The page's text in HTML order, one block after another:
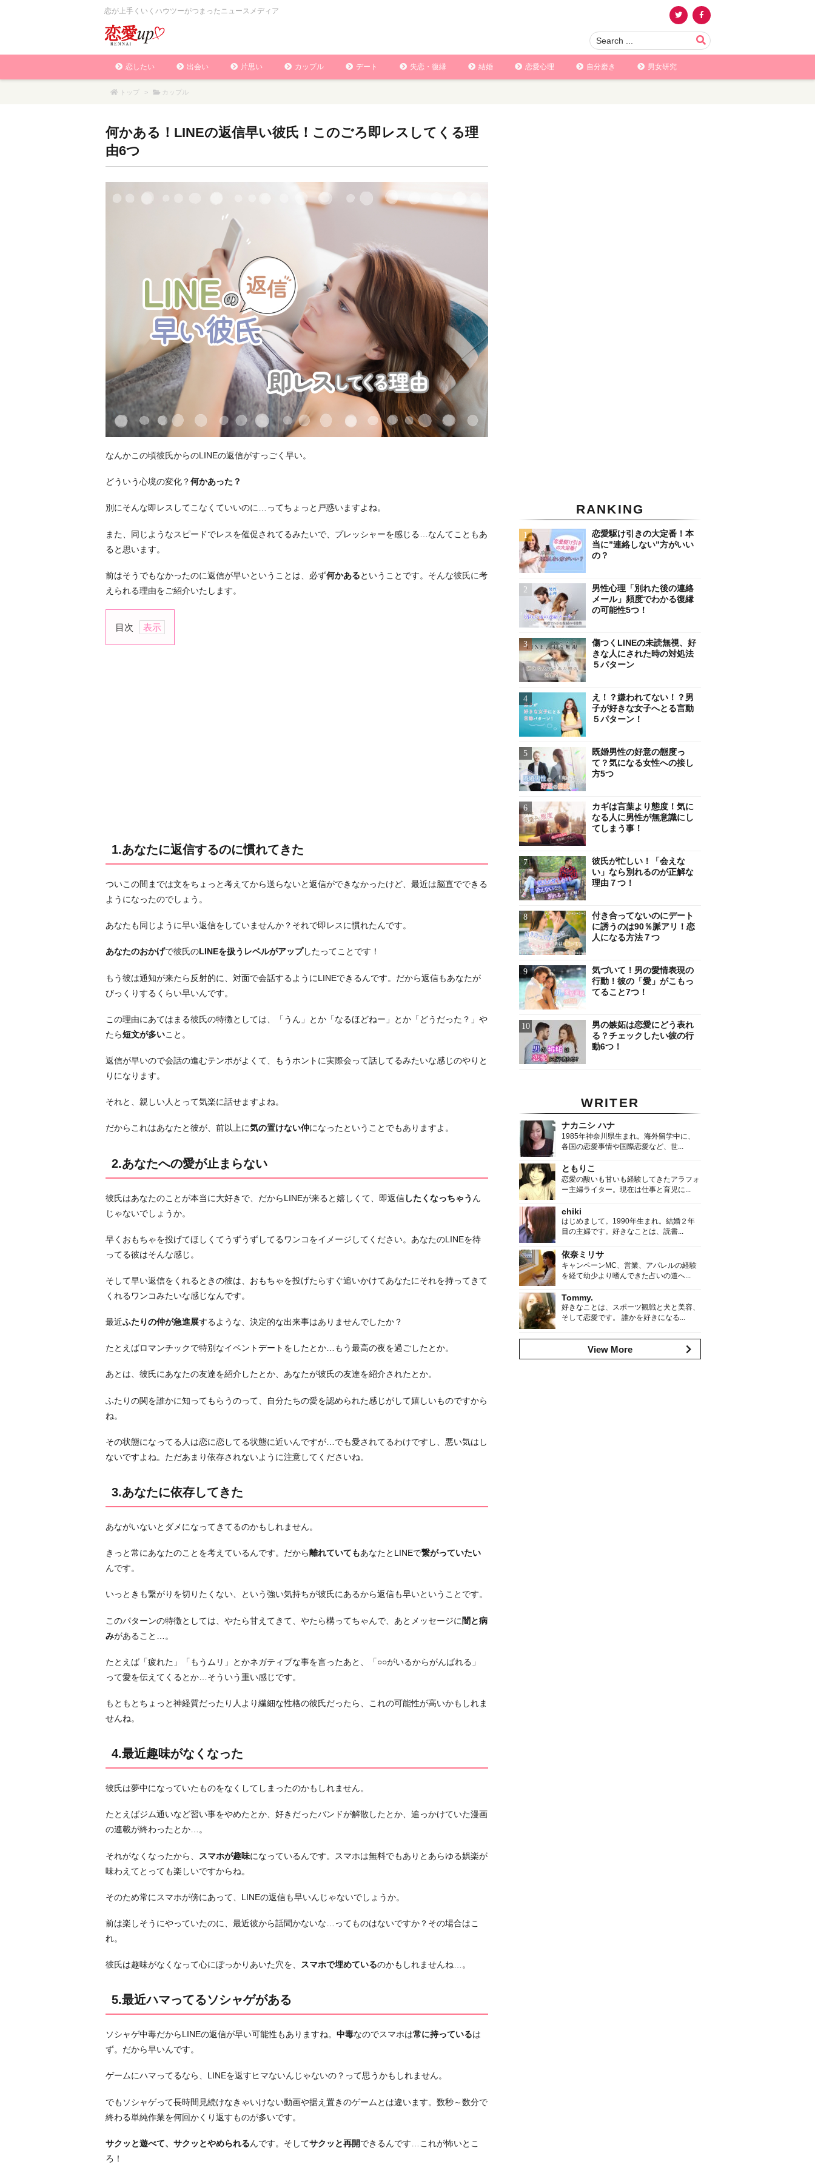
恋が上手くいくハウツーがつまったニュースメディア
恋したい 出会い 片思い カップル デート 失恋・復縁 結婚 恋愛心理 自分磨き 男女研究
トップ > カップル
何かある！LINEの返信早い彼氏！このごろ即レスしてくる理
由6つ
なんかこの頃彼氏からのLINEの返信がすっごく早い。
どういう心境の変化？何かあった？
別にそんな即レスしてこなくていいのに…ってちょっと戸惑いますよね。
また、同じようなスピードでレスを催促されてるみたいで、プレッシャーを感じる…なんてこともあ
ると思います。
前はそうでもなかったのに返信が早いということは、必ず何かあるということです。そんな彼氏に考
えられる理由をご紹介いたします。
目次
1.
き
2.
あ
へ
愛
が
ま
ら
な
い
あ
た
依
存
し
て
た
4.
近
趣
味
な
な
最
近
マ
る
ソ
シ
ゲ
あ
る
6.
最
よ
く
の
人
L
N
し
て
お
1.あなたに返信するのに慣れてきた
ついこの間までは文をちょっと考えてから送らないと返信ができなかったけど、最近は脳直でできる
ようになったのでしょう。
あなたも同じように早い返信をしていませんか？それで即レスに慣れたんです。
あなたのおかげで彼氏のLINEを扱うレベルがアップしたってことです！
もう彼は通知が来たら反射的に、対面で会話するようにLINEできるんです。だから返信もあなたが
びっくりするくらい早いんです。
この理由にあてはまる彼氏の特徴としては、「うん」とか「なるほどねー」とか「どうだった？」や
たら短文が多いこと。
返信が早いので会話の進むテンポがよくて、もうホントに実際会って話してるみたいな感じのやりと
りになります。
それと、親しい人とって気楽に話せますよね。
だからこれはあなたと彼が、前以上に気の置けない仲になったということでもありますよ。
2.あなたへの愛が止まらない
彼氏はあなたのことが本当に大好きで、だからLINEが来ると嬉しくて、即返信したくなっちゃう ん
じゃないでしょうか。
早くおもちゃを投げてほしくてうずうずしてるワンコをイメージしてください。あなたのLINEを待
ってる彼はそんな感じ。
そして早い返信をくれるときの彼は、おもちゃを投げたらすぐ追いかけてあなたにそれを持ってきて
くれるワンコみたいな感じなんです。
最近ふたりの仲が急進展するような、決定的な出来事はありませんでしたか？
たとえばロマンチックで特別なイベントデートをしたとか…もう最高の夜を過ごしたとか。
あとは、彼氏にあなたの友達を紹介したとか、あなたが彼氏の友達を紹介されたとか。
ふたりの関を誰かに知ってもらうのって、自分たちの愛を認められた感じがして嬉しいものですから
ね。
その状態になってる人は恋に恋してる状態に近いんですが…でも愛されてるわけですし、悪い気はし
ないですよね。ただあまり依存されないように注意してくださいね。
3.あなたに依存してきた
あながいないとダメになってきてるのかもしれません。
きっと常にあなたのことを考えているんです。だから離れていてもあなたとLINEで繋がっていたい
んです。
いっときも繋がりを切りたくない、という強い気持ちが彼氏にあるから返信も早いということです。
このパターンの特徴としては、やたら甘えてきて、やたら構ってちゃんで、あとメッセージに闇と病
みがあること…。
たとえば「疲れた」「もうムリ」とかネガティブな事を言ったあと、「○○がいるからがんばれる」
って愛を伝えてくるとか…そういう重い感じです。
もともとちょっと神経質だったり人より繊細な性格の彼氏だったら、これの可能性が高いかもしれま
せんね。
4.最近趣味がなくなった
彼氏は夢中になっていたものをなくしてしまったのかもしれません。
たとえばジム通いなど習い事をやめたとか、好きだったバンドが解散したとか、追っかけていた漫画
の連載が終わったとか…。
それがなくなったから、 スマホが趣味になっているんです。スマホは無料でもありとあらゆる娯楽が
味わえてとっても楽しいですからね。
そのため常にスマホが傍にあって、LINEの返信も早いんじゃないでしょうか。
前は楽しそうにやっていたのに、最近彼から話聞かないな…ってものはないですか？その場合はこ
れ。
彼氏は趣味がなくなって心にぽっかりあいた穴を、 スマホで埋めているのかもしれませんね…。
5.最近ハマってるソシャゲがある
ソシャゲ中毒だからLINEの返信が早い可能性もありますね。 中毒なのでスマホは常に持っているは
ず。だから早いんです。
ゲームにハマってるなら、LINEを返すヒマないんじゃないの？って思うかもしれません。
でもソシャゲって長時間見続けなきゃいけない動画や据え置きのゲームとは違います。数秒～数分で
終わる単純作業を何回かくり返すものが多いです。
サクッと遊べて、サクッとやめられるんです。そしてサクッと再開できるんです…これが怖いとこ
ろ！
RANKING
恋愛駆け引きの大定番！本
当に”連絡しない”方がいい
の？
男性心理「別れた後の連絡
メール」頻度でわかる復縁
の可能性5つ！
傷つくLINEの未読無視、好
きな人にされた時の対処法
５パターン
え！？嫌われてない！？男
子が好きな女子へとる言動
５パターン！
既婚男性の好意の態度っ
て？気になる女性への接し
方5つ
カギは言葉より態度！気に
なる人に男性が無意識にし
てしまう事！
彼氏が忙しい！「会えな
い」なら別れるのが正解な
理由７つ！
付き合ってないのにデート
に誘うのは90％脈アリ！恋
人になる方法７つ
気づいて！男の愛情表現の
行動！彼の「愛」がこもっ
てること7つ！
男の嫉妬は恋愛にどう表れ
る？チェックしたい彼の行
動6つ！
WRITER
ナカニシ ハナ
1985年神奈川県生まれ。海外留学中に、
各国の恋愛事情や国際恋愛など、世...
ともりこ
恋愛の酸いも甘いも経験してきたアラフォ
ー主婦ライター。現在は仕事と育児に...
chiki
はじめまして。1990年生まれ。結婚２年
目の主婦です。好きなことは、読書...
依奈ミリサ
キャンペーンMC、営業、アパレルの経験
を経て幼少より嗜んできた占いの道へ...
Tommy.
好きなことは、スポーツ観戦と犬と美容、
そして恋愛です。 誰かを好きになる...
View More